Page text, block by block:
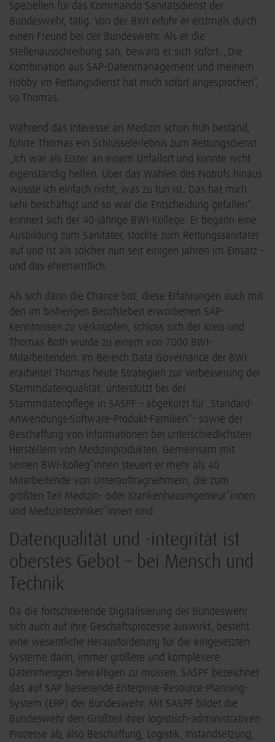
Speziellen für das Kommando Sanitätsdienst der
Bundeswehr, tätig. Von der BWI erfuhr er erstmals durch
einen Freund bei der Bundeswehr. Als er die
Stellenausschreibung sah, bewarb er sich sofort: „Die
Kombination aus SAP-Datenmanagement und meinem
Hobby im Rettungsdienst hat mich sofort angesprochen”,
so Thomas.
Während das Interesse an Medizin schon früh bestand,
führte Thomas ein Schlüsselerlebnis zum Rettungsdienst:
„Ich war als Erster an einem Unfallort und konnte nicht
eigenständig helfen. Über das Wählen des Notrufs hinaus
wusste ich einfach nicht, was zu tun ist. Das hat mich
sehr beschäftigt und so war die Entscheidung gefallen“,
erinnert sich der 40-jährige BWI-Kollege. Er begann eine
Ausbildung zum Sanitäter, stockte zum Rettungssanitäter
auf und ist als solcher nun seit einigen Jahren im Einsatz –
und das ehrenamtlich.
Als sich dann die Chance bot, diese Erfahrungen auch mit
den im bisherigen Berufsleben erworbenen SAP-
Kenntnissen zu verknüpfen, schloss sich der Kreis und
Thomas Both wurde zu einem von 7.000 BWI-
Mitarbeitenden. Im Bereich Data Governance der BWI
erarbeitet Thomas heute Strategien zur Verbesserung der
Stammdatenqualität, unterstützt bei der
Stammdatenpflege in SASPF – abgekürzt für „Standard-
Anwendungs-Software-Produkt-Familien“- sowie der
Beschaffung von Informationen bei unterschiedlichsten
Herstellern von Medizinprodukten. Gemeinsam mit
seinen BWI-Kolleg*innen steuert er mehr als 40
Mitarbeitende von Unterauftragnehmern, die zum
größten Teil Medizin- oder Krankenhausingenieur*innen
und Medizintechniker*innen sind.
Datenqualität und -integrität ist
oberstes Gebot – bei Mensch und
Technik
Da die fortschreitende Digitalisierung der Bundeswehr
sich auch auf ihre Geschäftsprozesse auswirkt, besteht
eine wesentliche Herausforderung für die eingesetzten
Systeme darin, immer größere und komplexere
Datenmengen bewältigen zu müssen. SASPF bezeichnet
das auf SAP basierende Enterprise-Resource-Planning-
System (ERP) der Bundeswehr. Mit SASPF bildet die
Bundeswehr den Großteil ihrer logistisch-administrativen
Prozesse ab, also Beschaffung, Logistik, Instandsetzung,